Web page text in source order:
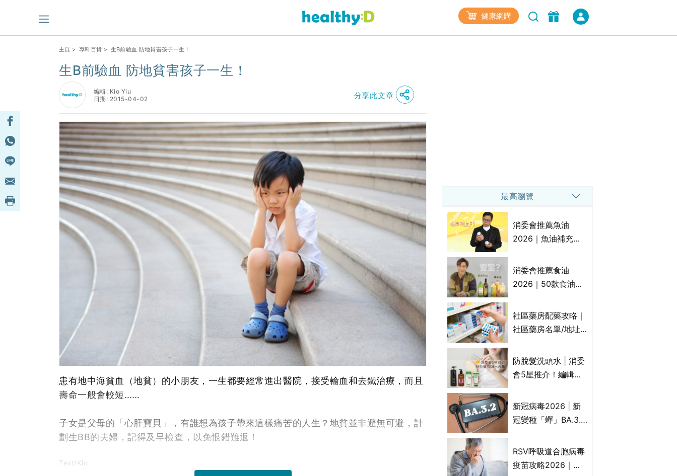
健康網購
主頁 > 專科百貨 > 生B前驗血 防地貧害孩子一生！
生B前驗血 防地貧害孩子一生！
編輯: Kio Yiu
日期: 2015-04-02
分享此文章
患有地中海貧血（地貧）的小朋友，一生都要經常進出醫院，接受輸血和去鐵治療，而且
壽命一般會較短……
子女是父母的「心肝寶貝」，有誰想為孩子帶來這樣痛苦的人生？地貧並非避無可避，計
劃生BB的夫婦，記得及早檢查，以免恨錯難返！
Text/Kio
最高瀏覽
消委會推薦魚油
2026｜魚油補充劑
名單｜附1款國際魚
油標準5星認證 針對
消委會推薦食油
2026｜50款食油評
物｜21款健康煮食油
總評達5星滿分名單
花籽油/花生油等)
社區藥房配藥攻略｜
社區藥房名單/地址/
法一覽表｜社區藥房
是甚麼？可以申請藥
防脫髮洗頭水 | 消委
會5星推介！編輯加
比較：位元堂、呂、
PANTOGAR、純素
新冠病毒2026 | 新
冠變種「蟬」BA.3.2
播、風險與預防方法
一文睇
RSV呼吸道合胞病毒
疫苗攻略2026｜